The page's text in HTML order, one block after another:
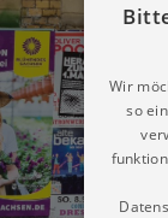
Wir
so